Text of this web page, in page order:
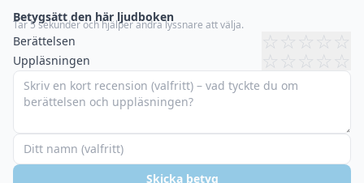
Betygsätt den här ljudboken
Tar 5 sekunder och hjälper andra lyssnare att välja.
Berättelsen ☆☆☆☆☆
Uppläsningen ☆ ☆ ☆ ☆ ☆
Skicka betyg